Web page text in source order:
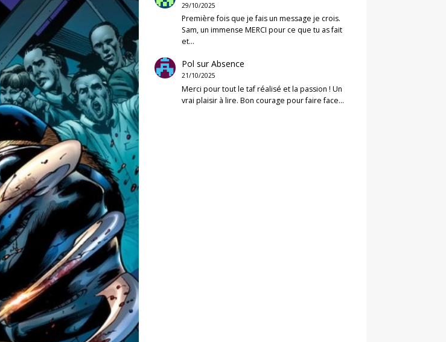
29/10/2025
Première fois que je fais un message je crois.
Sam, un immense MERCI pour ce que tu as fait
et…
Pol surAbsence
21/10/2025
Merci pour tout le taf réalisé et la passion ! Un
vrai plaisir à lire. Bon courage pour faire face…